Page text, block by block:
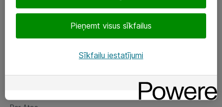
Sekojiet mums
Pieņemt visus sīkfailus
Sīkfailu iestatījumi